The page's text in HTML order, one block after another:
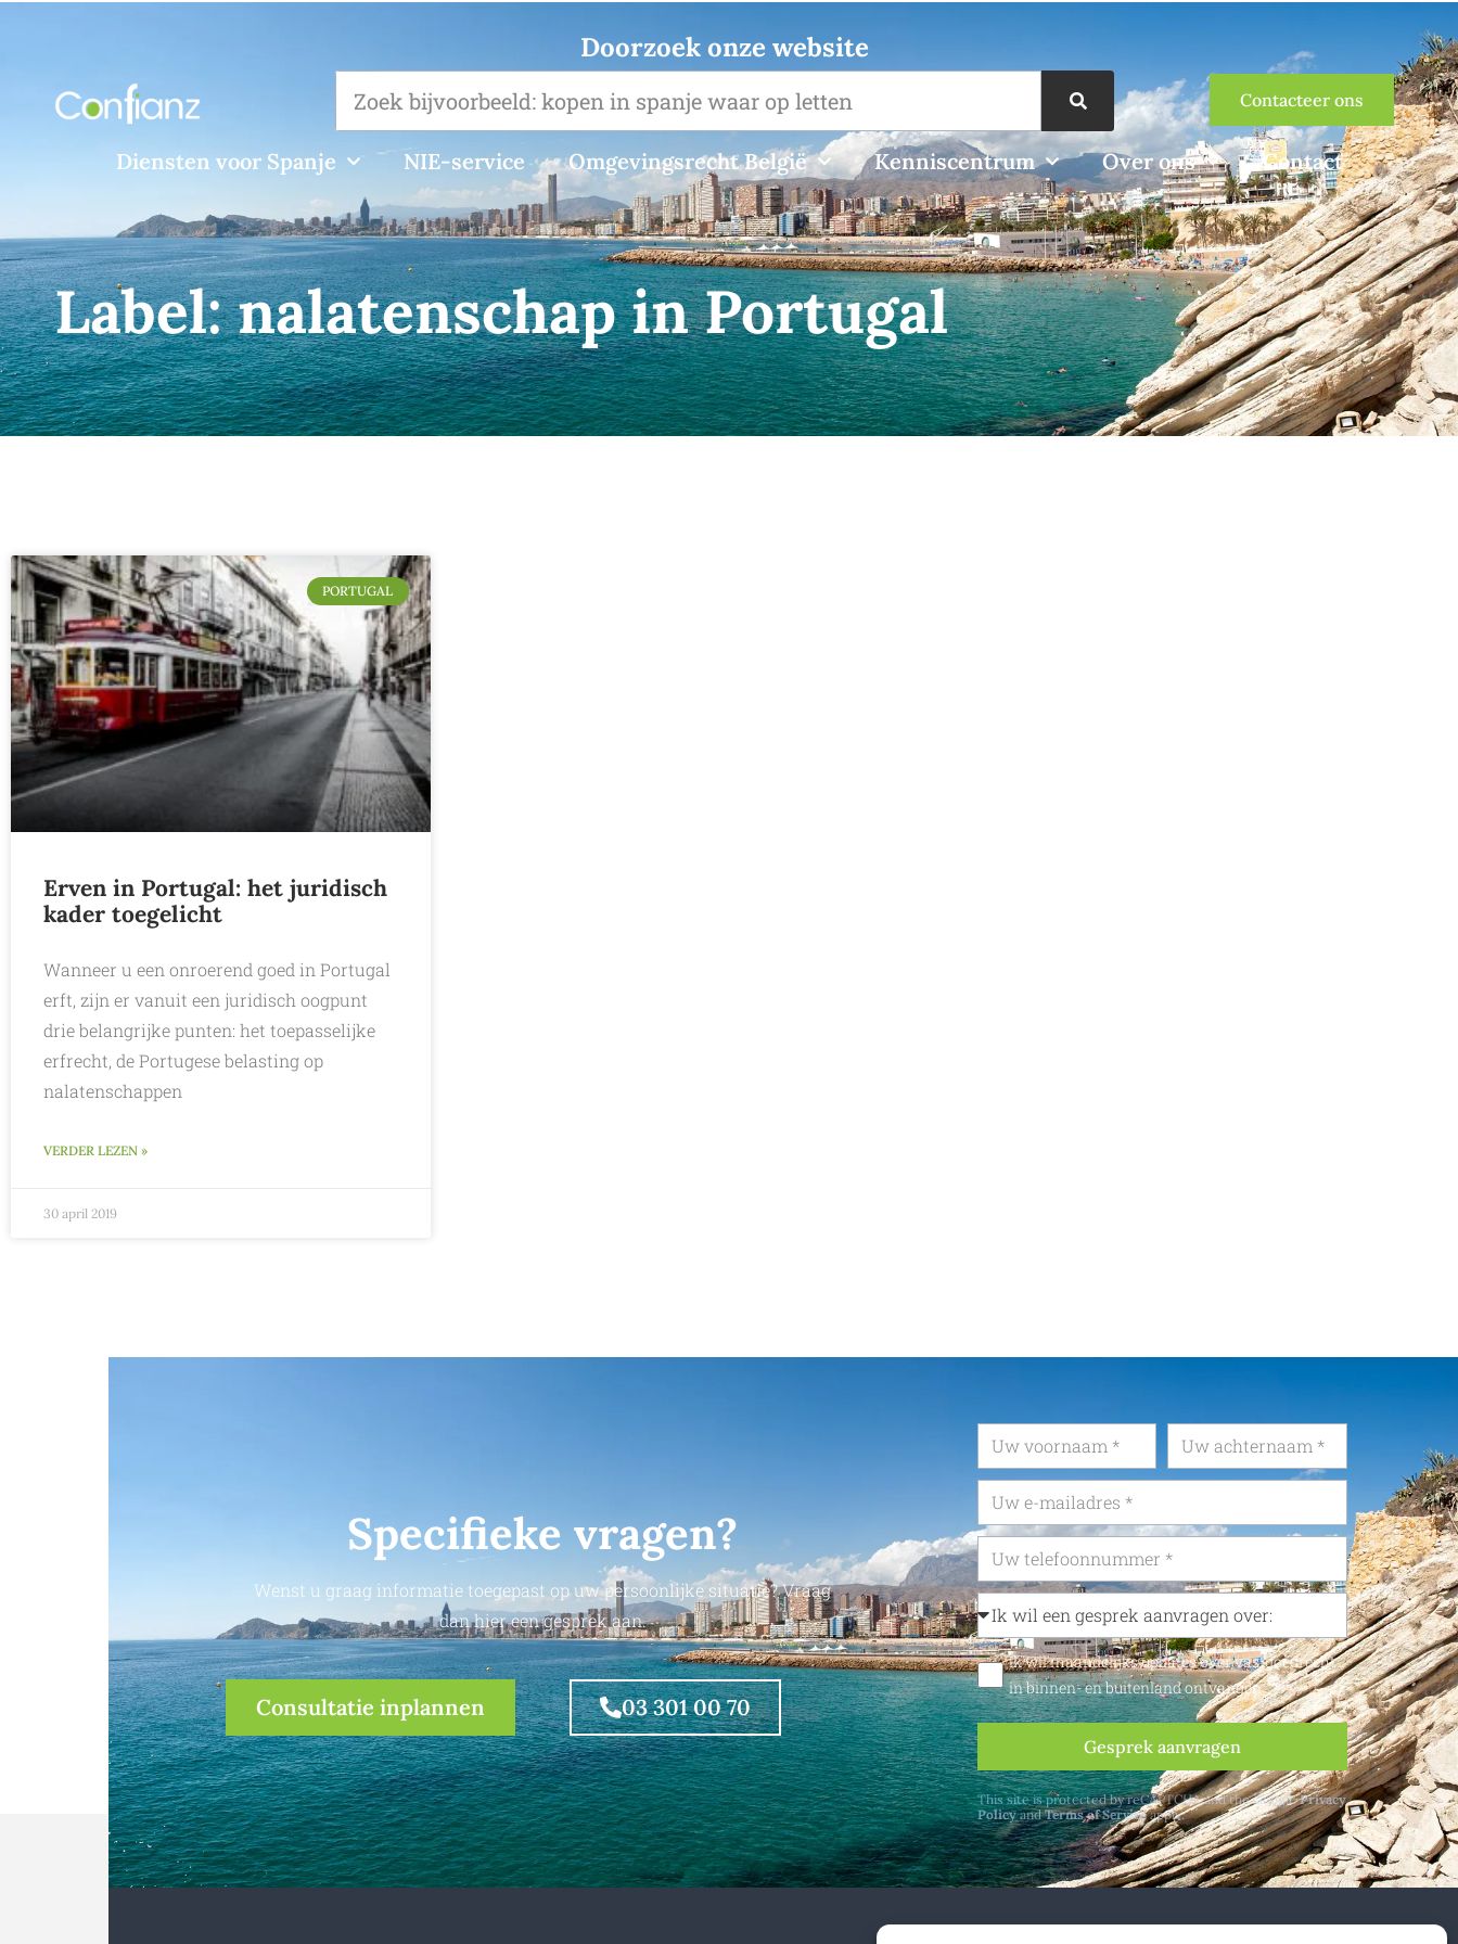
Doorzoek onze website
Contacteer ons
Diensten voor Spanje NIE-service Omgevingsrecht België Kenniscentrum Over ons Contact
Label:nalatenschap in Portugal
PORTUGAL
Erven in Portugal: het juridisch
kader toegelicht
Wanneer u een onroerend goed in Portugal
erft, zijn er vanuit een juridisch oogpunt
drie belangrijke punten: het toepasselijke
erfrecht, de Portugese belasting op
nalatenschappen
VERDER LEZEN »
30 april 2019
Specifieke vragen?
Wenst u graag informatie toegepast op uw persoonlijke situatie? Vraag
dan hier een gesprek aan.
Consultatie inplannen 03 301 00 70
Ik wil maandelijks updates over vastgoedrecht
in binnen- en buitenland ontvangen
Gesprek aanvragen
This site is protected by reCAPTCHA and the GooglePrivacy
PolicyandTerms of Serviceapply.